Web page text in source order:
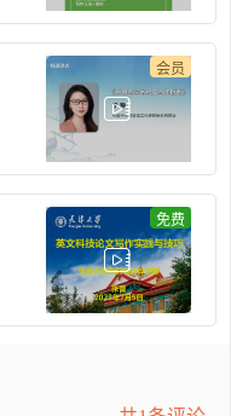
会员
免费